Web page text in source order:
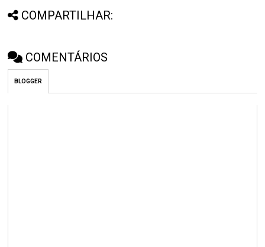
COMPARTILHAR:
COMENTÁRIOS
BLOGGER